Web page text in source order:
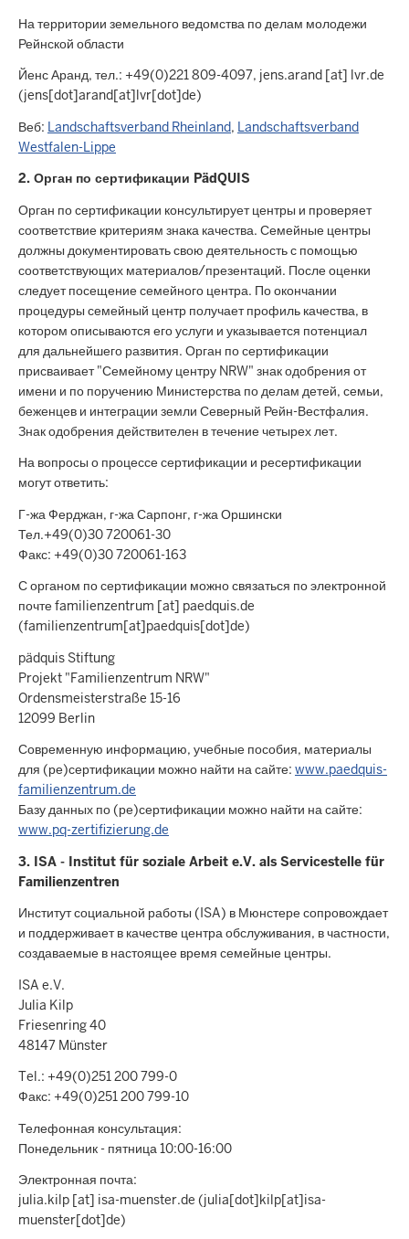
На территории земельного ведомства по делам молодежи
Рейнской области
Йенс Аранд, тел.: +49(0)221 809-4097, jens.arand [at] lvr.de
(jens[dot]arand[at]lvr[dot]de)
Веб: Landschaftsverband Rheinland, Landschaftsverband
Westfalen-Lippe
2. Орган по сертификации PädQUIS
Орган по сертификации консультирует центры и проверяет
соответствие критериям знака качества. Семейные центры
должны документировать свою деятельность с помощью
соответствующих материалов/презентаций. После оценки
следует посещение семейного центра. По окончании
процедуры семейный центр получает профиль качества, в
котором описываются его услуги и указывается потенциал
для дальнейшего развития. Орган по сертификации
присваивает "Семейному центру NRW" знак одобрения от
имени и по поручению Министерства по делам детей, семьи,
беженцев и интеграции земли Северный Рейн-Вестфалия.
Знак одобрения действителен в течение четырех лет.
На вопросы о процессе сертификации и ресертификации
могут ответить:
Г-жа Ферджан, г-жа Сарпонг, г-жа Оршински
Тел.+49(0)30 720061-30
Факс: +49(0)30 720061-163
С органом по сертификации можно связаться по электронной
почте familienzentrum [at] paedquis.de
(familienzentrum[at]paedquis[dot]de)
pädquis Stiftung
Projekt "Familienzentrum NRW"
Ordensmeisterstraße 15-16
12099 Berlin
Современную информацию, учебные пособия, материалы
для (ре)сертификации можно найти на сайте: www.paedquis-
familienzentrum.de
Базу данных по (ре)сертификации можно найти на сайте:
www.pq-zertifizierung.de
3. ISA - Institut für soziale Arbeit e.V. als Servicestelle für
Familienzentren
Институт социальной работы (ISA) в Мюнстере сопровождает
и поддерживает в качестве центра обслуживания, в частности,
создаваемые в настоящее время семейные центры.
ISA e.V.
Julia Kilp
Friesenring 40
48147 Münster
Tel.: +49(0)251 200 799-0
Факс: +49(0)251 200 799-10
Телефонная консультация:
Понедельник - пятница 10:00-16:00
Электронная почта:
julia.kilp [at] isa-muenster.de (julia[dot]kilp[at]isa-
muenster[dot]de)